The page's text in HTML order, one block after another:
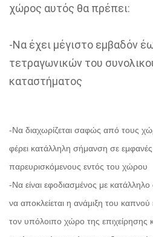
χώρος αυτός θα πρέπει:
-Να έχει μέγιστο εμβαδόν
τετραγωνικών του
καταστήματος
-Να διαχωρίζεται σαφώς από τους
φέρει κατάλληλη σήμανση σε
παρευρισκόμενους εντός του χώρου
-Να είναι εφοδιασμένος με
να αποκλείεται η ανάμιξη του
τον υπόλοιπο χώρο της επιχείρησης